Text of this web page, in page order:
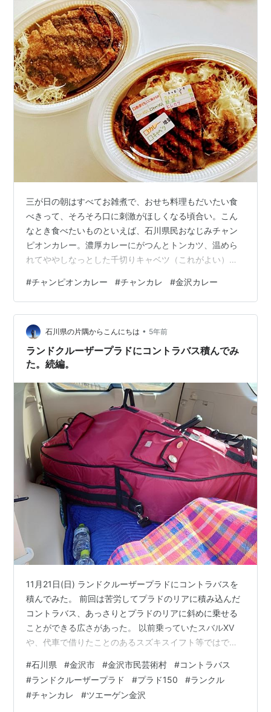
三が日の朝はすべてお雑煮で、おせち料理もだいたい食
べきって、そろそろ口に刺激がほしくなる頃合い。こん
なとき食べたいものといえば、石川県民おなじみチャン
ピオンカレー。濃厚カレーにがつんとトンカツ、温めら
れてややしなっとした千切りキャベツ（これがよい）。
の営業開始日である１月３日、店内はテイクアウトした
い人と着席したい人の行列でまあまあ混んでいた。舌が
カレー気分になっておさまらなくなった同志たちに共
感。時間指定してあった我々はスルッと受け取って帰宅
した。 今回の注文品は、１つはＬカツカレーのレギュラ
ーサイズ、もう１つはＬカツカレーのレギュラーサイ…
#チャンピオンカレー #チャンカレ #金沢カレー
石川県の片隅からこんにちは • 5年前
ランドクルーザープラドにコントラバス積んでみ
た。続編。
11月21日(日) ランドクルーザープラドにコントラバスを
積んでみた。 前回は苦労してプラドのリアに積み込んだ
コントラバス、あっさりとプラドのリアに斜めに乗せる
ことができる広さがあった。 以前乗っていたスバルXV
や、代車で借りたことのあるスズキスイフト等ではでき
を運転席と助手席の間に出さないと積み込めなかったか
ら、これが常識だと思っていた。 www.atnk0806.site 前
回の苦労は何だったのか… 高く持ち上げることもなく、
#石川県 #金沢市 #金沢市民芸術村 #コントラバス
#ランドクルーザープラド #プラド150 #ランクル
#チャンカレ #ツエーゲン金沢